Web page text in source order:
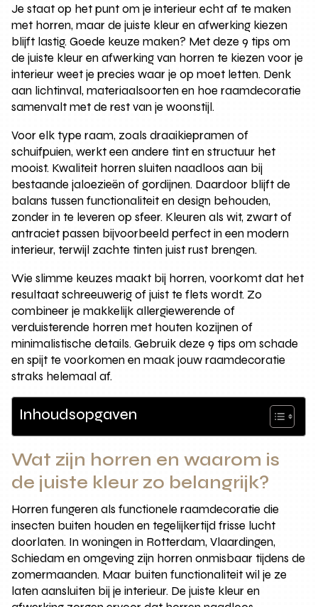
Je staat op het punt om je interieur echt af te maken
met horren, maar de juiste kleur en afwerking kiezen
blijft lastig. Goede keuze maken? Met deze 9 tips om
de juiste kleur en afwerking van horren te kiezen voor je
interieur weet je precies waar je op moet letten. Denk
aan lichtinval, materiaalsoorten en hoe raamdecoratie
samenvalt met de rest van je woonstijl.
Voor elk type raam, zoals draaikiepramen of
schuifpuien, werkt een andere tint en structuur het
mooist. Kwaliteit horren sluiten naadloos aan bij
bestaande jaloezieën of gordijnen. Daardoor blijft de
balans tussen functionaliteit en design behouden,
zonder in te leveren op sfeer. Kleuren als wit, zwart of
antraciet passen bijvoorbeeld perfect in een modern
interieur, terwijl zachte tinten juist rust brengen.
Wie slimme keuzes maakt bij horren, voorkomt dat het
resultaat schreeuwerig of juist te flets wordt. Zo
combineer je makkelijk allergiewerende of
verduisterende horren met houten kozijnen of
minimalistische details. Gebruik deze 9 tips om schade
en spijt te voorkomen en maak jouw raamdecoratie
straks helemaal af.
Inhoudsopgaven
Wat zijn horren en waarom is
de juiste kleur zo belangrijk?
Horren fungeren als functionele raamdecoratie die
insecten buiten houden en tegelijkertijd frisse lucht
doorlaten. In woningen in Rotterdam, Vlaardingen,
Schiedam en omgeving zijn horren onmisbaar tijdens de
zomermaanden. Maar buiten functionaliteit wil je ze
laten aansluiten bij je interieur. De juiste kleur en